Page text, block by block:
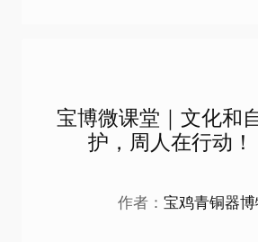
宝博微课堂｜文化和
护，周人在行动！
作者： 宝鸡青铜器